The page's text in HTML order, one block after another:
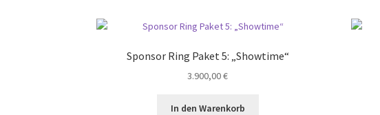
Sponsor Ring Paket 5: „Showtime“
3.900,00€
In den Warenkorb